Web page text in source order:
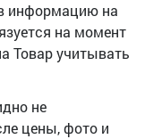
информацию на
на момент
Товар учитывать
не
цены, фото и